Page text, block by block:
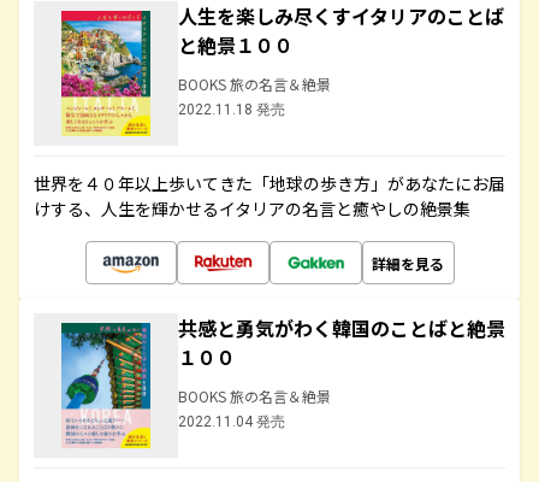
人生を楽しみ尽くすイタリアのことば
と絶景１００
BOOKS 旅の名言＆絶景
2022.11.18 発売
世界を４０年以上歩いてきた「地球の歩き方」があなたにお届
けする、人生を輝かせるイタリアの名言と癒やしの絶景集
詳細を見る
共感と勇気がわく韓国のことばと絶景
１００
BOOKS 旅の名言＆絶景
2022.11.04 発売